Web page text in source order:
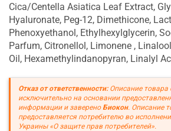
Cica/Centella Asiatica Leaf Extract,
Hyaluronate, Peg-12, Dimethicone,
Phenoxyethanol, Ethylhexylglycerin,
Parfum, Citronellol, Limonene ,
Oil, Hexamethylindanopyran, Linalyl
Отказ от ответственности:Описание товара
исключительно на основании
информации и заверено Биокон. Описание
предоставляется потребителю во
Украины «О защите прав потребителей».